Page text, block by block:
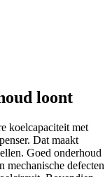
loont
koelcapaciteit met
Dat maakt
Goed onderhoud
defecten